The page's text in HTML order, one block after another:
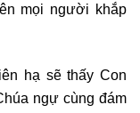
mọi người khắp
hạ sẽ thấy Con
ngự cùng đám